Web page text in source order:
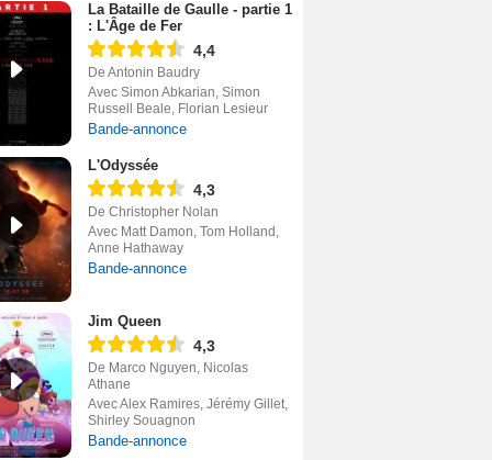
La Bataille de Gaulle - partie 1
: L'Âge de Fer
4,4
De Antonin Baudry
Avec Simon Abkarian, Simon
Russell Beale, Florian Lesieur
Bande-annonce
L'Odyssée
4,3
De Christopher Nolan
Avec Matt Damon, Tom Holland,
Anne Hathaway
Bande-annonce
Jim Queen
4,3
De Marco Nguyen, Nicolas
Athane
Avec Alex Ramires, Jérémy Gillet,
Shirley Souagnon
Bande-annonce